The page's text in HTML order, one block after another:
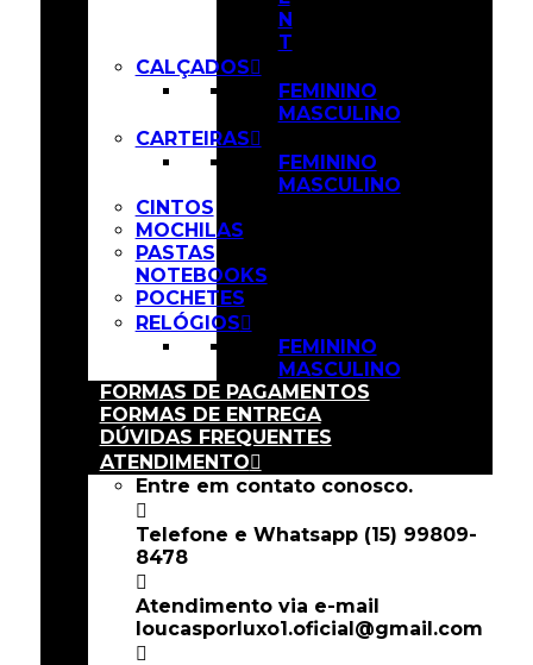
N
T
CALÇADOS
FEMININO
MASCULINO
CARTEIRAS
FEMININO
MASCULINO
CINTOS
MOCHILAS
PASTAS
NOTEBOOKS
POCHETES
RELÓGIOS
FEMININO
MASCULINO
FORMAS DE PAGAMENTOS
FORMAS DE ENTREGA
DÚVIDAS FREQUENTES
ATENDIMENTO
Entre em contato conosco.
Telefone e Whatsapp (15) 99809-
8478
Atendimento via e-mail
loucasporluxo1.oficial@gmail.com